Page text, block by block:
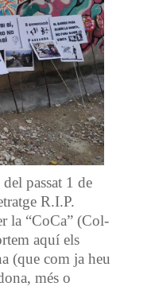
passat 1 de
R.I.P.
la “CoCa” (Col-
aquí els
(que com ja heu
més o